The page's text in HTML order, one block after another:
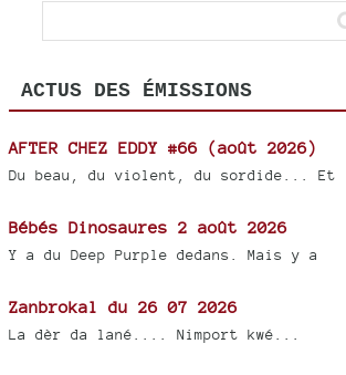
ACTUS DES ÉMISSIONS
AFTER CHEZ EDDY #66 (août 2026)
Du beau, du violent, du sordide... Et
Bébés Dinosaures 2 août 2026
Y a du Deep Purple dedans. Mais y a
Zanbrokal du 26 07 2026
La dèr da lané.... Nimport kwé...